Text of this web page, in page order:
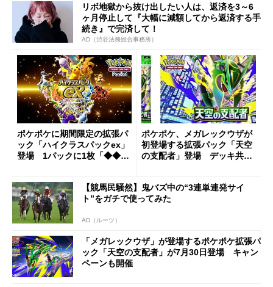
リボ地獄から抜け出したい人は、返済を3～6
ヶ月停止して『大幅に減額してから返済する手
続き』で完済して！
AD（渋谷法務総合事務所）
ポケポケに期間限定の拡張パ
ック「ハイクラスパックex」
登場 1パックに1枚「◆◆◆
ポケポケ、メガレックウザが
初登場する拡張パック「天空
の支配者」登場 デッキ共有
【競馬民騒然】鬼バズ中の“3連単連発サイ
ト”をガチで使ってみた
AD（ルーツ）
「メガレックウザ」が登場するポケポケ拡張パ
ック「天空の支配者」が7月30日登場 キャン
ペーンも開催